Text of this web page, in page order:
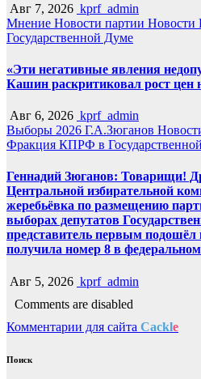
Авг 7, 2026 kprf_admin
Мнение Новости партии Новости
Государственной Думе
«Эти негативные явления
Кашин раскритиковал рост цен
Авг 6, 2026 kprf_admin
Выборы 2026 Г.А.Зюганов
Фракция КПРФ в
Геннадий Зюганов: Товарищи!
Центральной избирательной
жеребьёвка по размещению
выборах депутатов
представитель первым
получила номер 8 в
Авг 5, 2026 kprf_admin
Comments are disabled
Комментарии для сайта Cackle
Поиск